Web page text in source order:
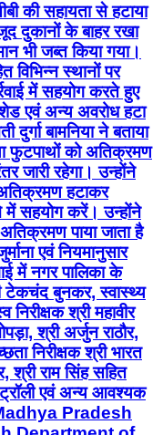
की सहायता से हटाया
दुकानों के बाहर रखा
भी जब्त किया गया।
विभिन्न स्थानों पर
में सहयोग करते हुए
एवं अन्य अवरोध हटा
दुर्गा बामनिया ने बताया
फुटपाथों को अतिक्रमण
जारी रहेगा। उन्होंने
हटाकर
में सहयोग करें। उन्होंने
पाया जाता है
एवं नियमानुसार
में नगर पालिका के
टेकचंद बुनकर, स्वास्थ्य
श्री महावीर
श्री अर्जुन राठौर,
निरीक्षक श्री भारत
श्री राम सिंह सहित
एवं अन्य आवश्यक
Pradesh